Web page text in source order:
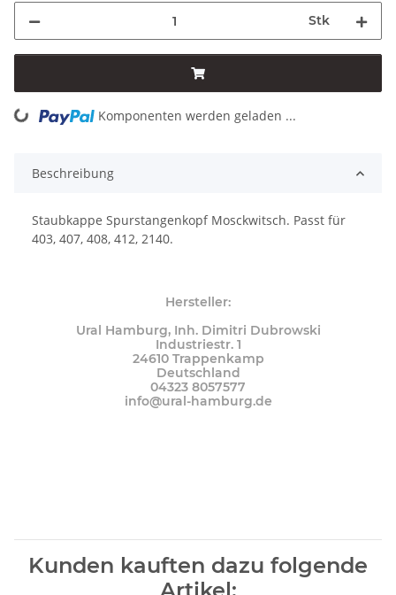
Stk
Loading... Komponenten werden geladen ...
Beschreibung
Staubkappe Spurstangenkopf Mosckwitsch. Passt für
403, 407, 408, 412, 2140.
Hersteller:
Ural Hamburg, Inh. Dimitri Dubrowski
Industriestr. 1
24610 Trappenkamp
Deutschland
04323 8057577
info@ural-hamburg.de
Kunden kauften dazu folgende